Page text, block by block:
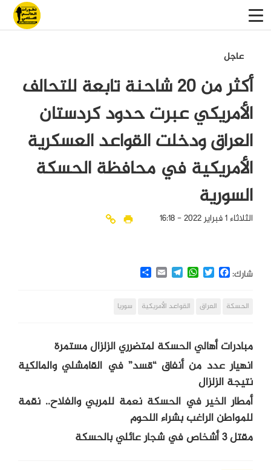
عاجل
أكثر من 20 شاحنة تابعة للتحالف
الأمريكي عبرت حدود كردستان
العراق ودخلت القواعد العسكرية
الأمريكية في محافظة الحسكة
السورية
الثلاثاء 1 فبراير 2022 - 16:18
شارك: Facebook
Twitter
WhatsApp
Telegram
Email
Share
الحسكة العراق القواعد الأمريكية سوريا
مبادرات أهالي الحسكة لمتضرري الزلزال مستمرة
انهيار عدد من أنفاق “قسد” في القامشلي والمالكية
نتيجة الزلزال
أمطار الخير في الحسكة نعمة للمربي والفلاح.. نقمة
للمواطن الراغب بشراء اللحوم
مقتل 3 أشخاص في شجار عائلي بالحسكة